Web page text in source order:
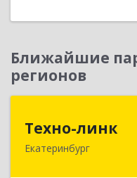
Ближайшие
регионов
Техно-линк
Екатеринбург
620000,